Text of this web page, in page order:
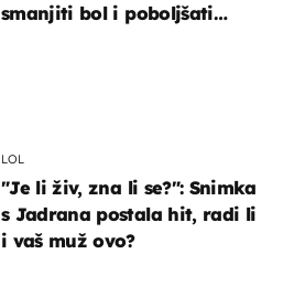
LOL
"Je li živ, zna li se?": Snimka
s Jadrana postala hit, radi li
i vaš muž ovo?
smanjiti bol i poboljšati